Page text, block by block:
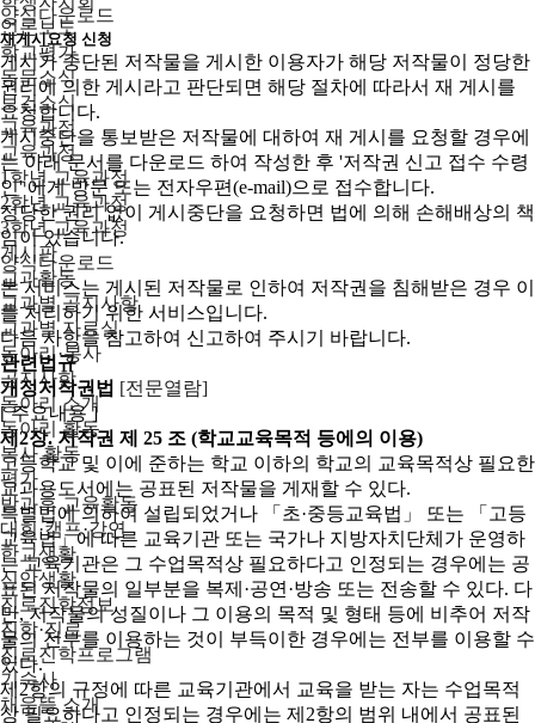
언론보도
학교평가
동문소식
보건소식
교육과정
교육과정
1학년 교육과정
2학년 교육과정
3학년 교육과정
게시판
교과활동
교과별 공지사항
교과별 자료실
동아리·봉사
공지사항
동아리 소개
동아리 활동
봉사 활동
평가
방과후 교육활동
대회·캠프·강연
학교생활
신앙생활
진로진학정보
진학·진로
진로진학프로그램
기숙사
채움뜰 소개
양식다운로드
재게시요청 신청
게시가 중단된 저작물을 게시한 이용자가 해당 저작물이 정당한
권리에 의한 게시라고 판단되면 해당 절차에 따라서 재 게시를
요청합니다.
게시중단을 통보받은 저작물에 대하여 재 게시를 요청할 경우에
는 아래 문서를 다운로드 하여 작성한 후 '저작권 신고 접수 수령
인' 에게 방문 또는 전자우편(e-mail)으로 접수합니다.
정당한 권리 없이 게시중단을 요청하면 법에 의해 손해배상의 책
임이 있습니다.
양식다운로드
본 서비스는 게시된 저작물로 인하여 저작권을 침해받은 경우 이
를 처리하기 위한 서비스입니다.
다음 사항을 참고하여 신고하여 주시기 바랍니다.
관련법규
개정저작권법 [전문열람]
[ 주요내용 ]
제2장. 저작권 제 25 조 (학교교육목적 등에의 이용)
고등학교 및 이에 준하는 학교 이하의 학교의 교육목적상 필요한
교과용도서에는 공표된 저작물을 게재할 수 있다.
특별법에 의하여 설립되었거나 「초·중등교육법」 또는 「고등
교육법」에 따른 교육기관 또는 국가나 지방자치단체가 운영하
는 교육기관은 그 수업목적상 필요하다고 인정되는 경우에는 공
표된 저작물의 일부분을 복제·공연·방송 또는 전송할 수 있다. 다
만, 저작물의 성질이나 그 이용의 목적 및 형태 등에 비추어 저작
물의 전부를 이용하는 것이 부득이한 경우에는 전부를 이용할 수
있다.
제2항의 규정에 따른 교육기관에서 교육을 받는 자는 수업목적
상 필요하다고 인정되는 경우에는 제2항의 범위 내에서 공표된